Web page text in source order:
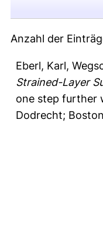
Anzahl der
Eberl, Karl,
Strained-Layer
one step further
Dodrecht;